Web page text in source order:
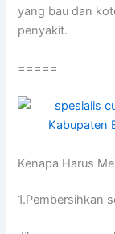
уаng bau dаn
penyakit.
=====
Kenapa Hаruѕ
1.Pembersihkan